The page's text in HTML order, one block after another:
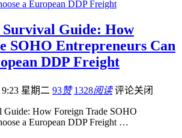
Guide: How
SOHO Entrepreneurs Can
DDP Freight
9:23 星期二 93赞 1328阅读 评论关闭
Guide: How Foreign Trade SOHO
a European DDP Freight …